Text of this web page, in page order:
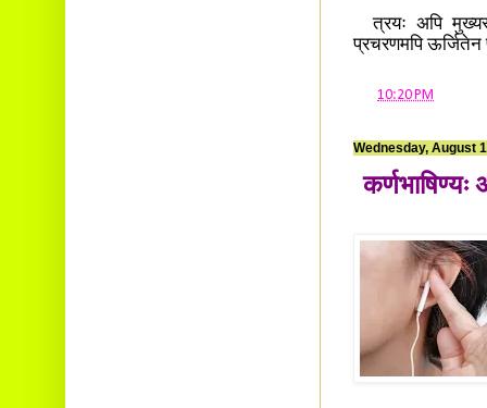
त्रयः अपि
प्रचरणमपि
10:20 PM
Wednesday, August
कर्णभाषिण्यः